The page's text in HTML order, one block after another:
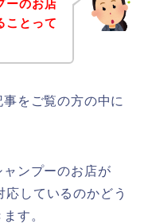
ーのお店
ことって
をご覧の方の中に
ンプーのお店が
しているのかどう
す。